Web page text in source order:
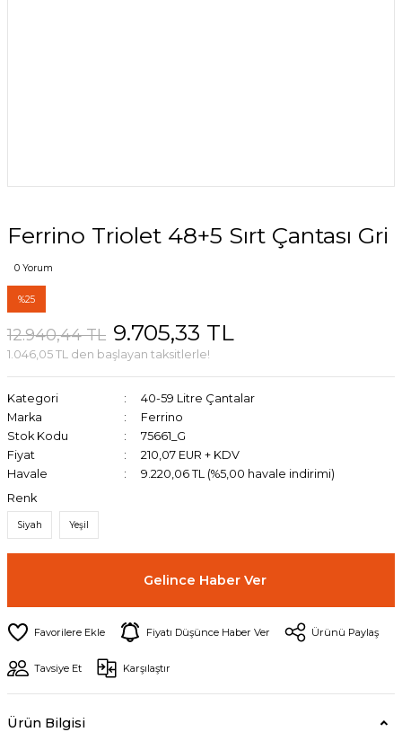
Ferrino Triolet 48+5 Sırt Çantası Gri
0 Yorum
%25
12.940,44 TL 9.705,33 TL
1.046,05 TL den başlayan taksitlerle!
Kategori
40-59 Litre Çantalar
Marka
Ferrino
Stok Kodu
75661_G
Fiyat
210,07 EUR + KDV
Havale
9.220,06 TL (%5,00 havale indirimi)
Renk
Siyah Yeşil
Gelince Haber Ver
Fiyatı Düşünce Haber Ver Ürünü Paylaş
Tavsiye Et Karşılaştır
Ürün Bilgisi